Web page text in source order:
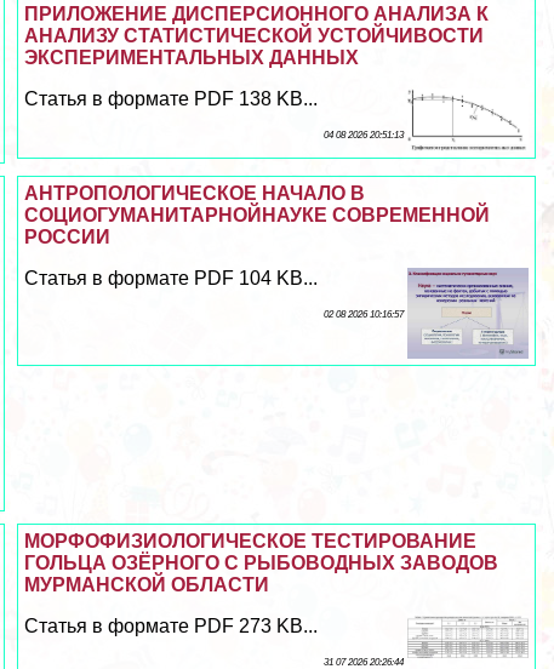
ПРИЛОЖЕНИЕ ДИСПЕРСИОННОГО АНАЛИЗА К
АНАЛИЗУ СТАТИСТИЧЕСКОЙ УСТОЙЧИВОСТИ
ЭКСПЕРИМЕНТАЛЬНЫХ ДАННЫХ
Статья в формате PDF 138 KB...
04 08 2026 20:51:13
АНТРОПОЛОГИЧЕСКОЕ НАЧАЛО В
СОЦИОГУМАНИТАРНОЙНАУКЕ СОВРЕМЕННОЙ
РОССИИ
Статья в формате PDF 104 KB...
02 08 2026 10:16:57
МОРФОФИЗИОЛОГИЧЕСКОЕ ТЕСТИРОВАНИЕ
ГОЛЬЦА ОЗЁРНОГО С РЫБОВОДНЫХ ЗАВОДОВ
МУРМАНСКОЙ ОБЛАСТИ
Статья в формате PDF 273 KB...
31 07 2026 20:26:44